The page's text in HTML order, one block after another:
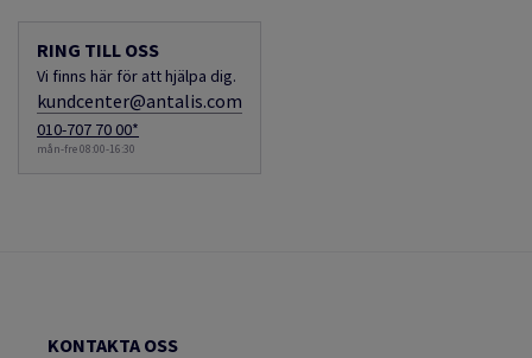
RING TILL OSS
Vi finns här för att hjälpa dig.
kundcenter@antalis.com
010-707 70 00*
mån-fre 08:00-16:30
KONTAKTA OSS